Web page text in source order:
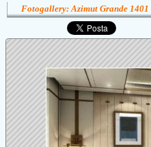
Fotogallery: Azimut Grande 1401